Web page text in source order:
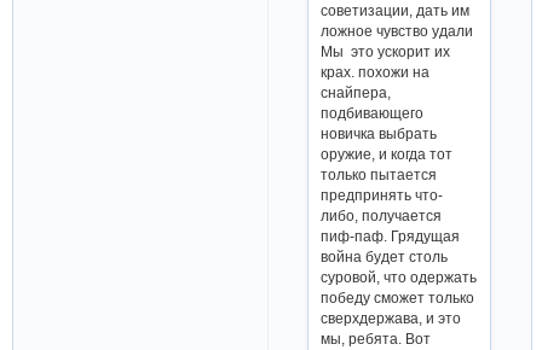
советизации, дать им
ложное чувство удали
Мы это ускорит их
крах. похожи на
снайпера,
подбивающего
новичка выбрать
оружие, и когда тот
только пытается
предпринять что-
либо, получается
пиф-паф. Грядущая
война будет столь
суровой, что одержать
победу сможет только
сверхдержава, и это
мы, ребята. Вот